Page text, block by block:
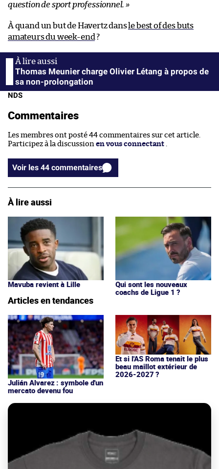
question de sport professionnel. »
À quand un but de Havertz dansle best of des buts
amateurs du week-end ?
Thomas Meunier charge Olivier Létang à propos de
sa non-prolongation
NDS
Commentaires
Les membres ont posté 44 commentaires sur cet article.
Participez à la discussion en vous connectant
Voir les 44 commentaires
À lire aussi
Mavuba revient à Lille
Qui sont les nouveaux
coachs de Ligue 1 ?
Articles en tendances
Julián Alvarez : symbole d'un
mercato devenu fou
Et si l'AS Roma tenait le plus
beau maillot extérieur de
2026-2027 ?